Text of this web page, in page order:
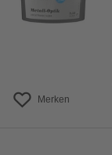
Merken